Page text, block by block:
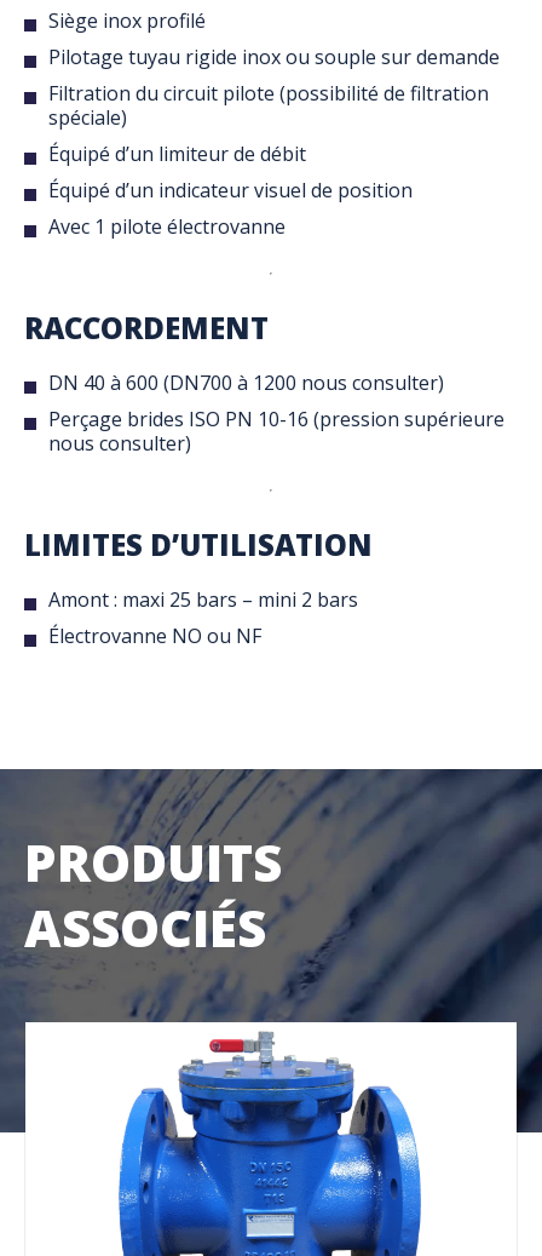
Siège inox profilé
Pilotage tuyau rigide inox ou souple sur demande
Filtration du circuit pilote (possibilité de filtration
spéciale)
Équipé d’un limiteur de débit
Équipé d’un indicateur visuel de position
Avec 1 pilote électrovanne
RACCORDEMENT
DN 40 à 600 (DN700 à 1200 nous consulter)
Perçage brides ISO PN 10-16 (pression supérieure
nous consulter)
LIMITES D’UTILISATION
Amont : maxi 25 bars – mini 2 bars
Électrovanne NO ou NF
PRODUITS
ASSOCIÉS